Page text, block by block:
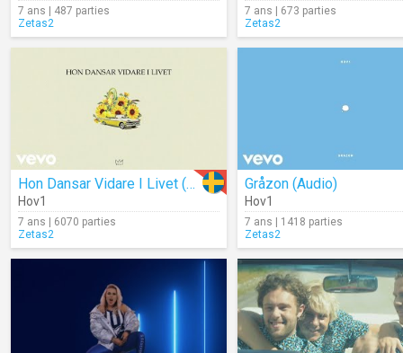
7 ans | 487 parties
Zetas2
7 ans | 673 parties
Zetas2
Hon Dansar Vidare I Livet (Audio)
Hov1
7 ans | 6070 parties
Zetas2
Gråzon (Audio)
Hov1
7 ans | 1418 parties
Zetas2